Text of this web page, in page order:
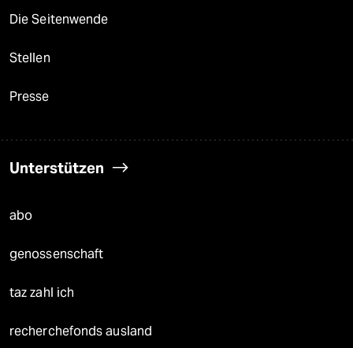
Die Seitenwende
Stellen
Presse
Unterstützen
abo
genossenschaft
taz zahl ich
recherchefonds ausland